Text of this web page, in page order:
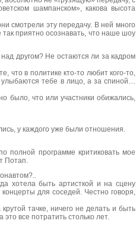
шампанском», какова высота
смотрели эту передачу. В ней много
приятно осознавать, что наше шоу
другом? Не остаются ли за кадром
что в политике кто-то любит кого-то,
тебе в лицо, а за спиной…
было, что или участники обижались,
у каждого уже были отношения.
полной программе критиковать мое
Потап.
хотела быть артисткой и на сцену
для соседей. Честно говоря,
тачке, ничего не делать и быть
все потратить столько лет.